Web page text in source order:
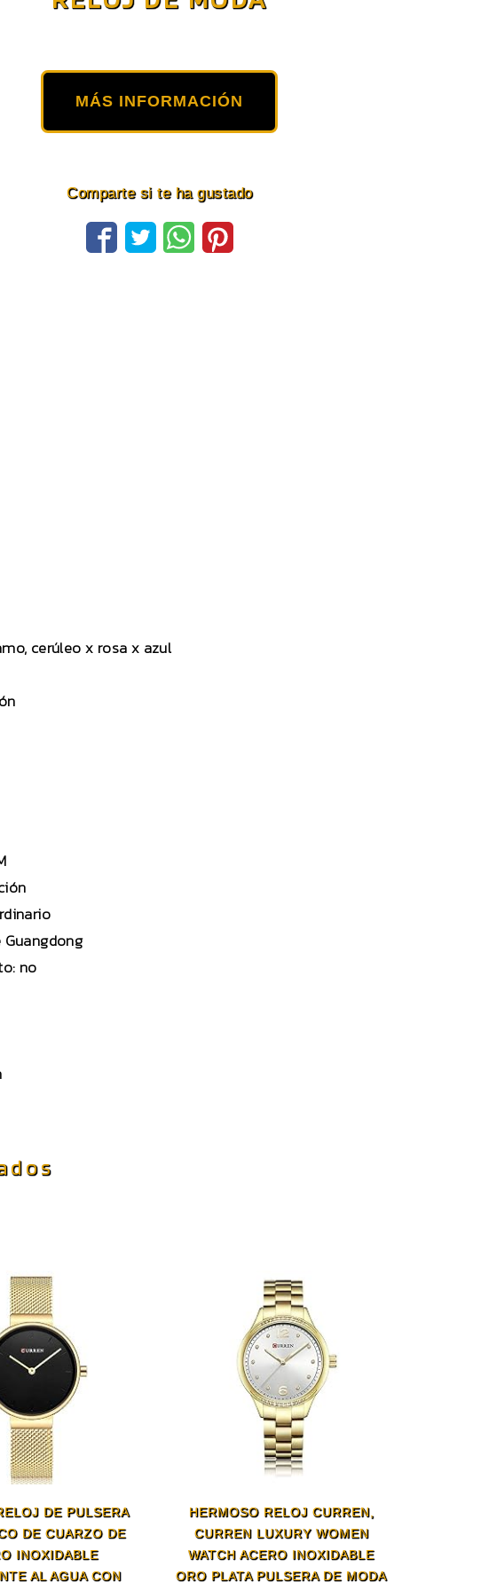
MÁS INFORMACIÓN
Comparte si te ha gustado
cerúleo x rosa x azul
no
DE PULSERA
DE CUARZO DE
INOXIDABLE
AL AGUA CON
HERMOSO RELOJ CURREN,
CURREN LUXURY WOMEN
WATCH ACERO INOXIDABLE
ORO PLATA PULSERA DE MODA